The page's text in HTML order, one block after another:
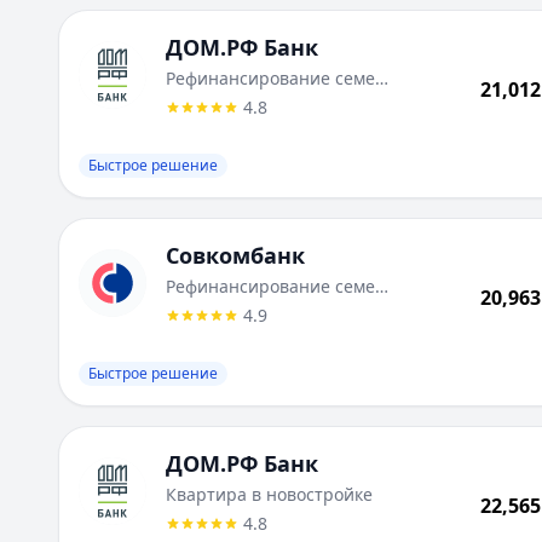
Лейблы:Онлайн, Безопасная сделка
ДОМ.РФ Банк
Новый жилой дом
50 000 000₽
Первоначальный взнос от:20
ДОМ.РФ Банк
Рефинансирование семейной ипотеки
4.8
Быстрое решение
Совкомбанк
Рефинансирование семейной ипотеки
4.9
Быстрое решение
ДОМ.РФ Банк
Квартира в новостройке
4.8